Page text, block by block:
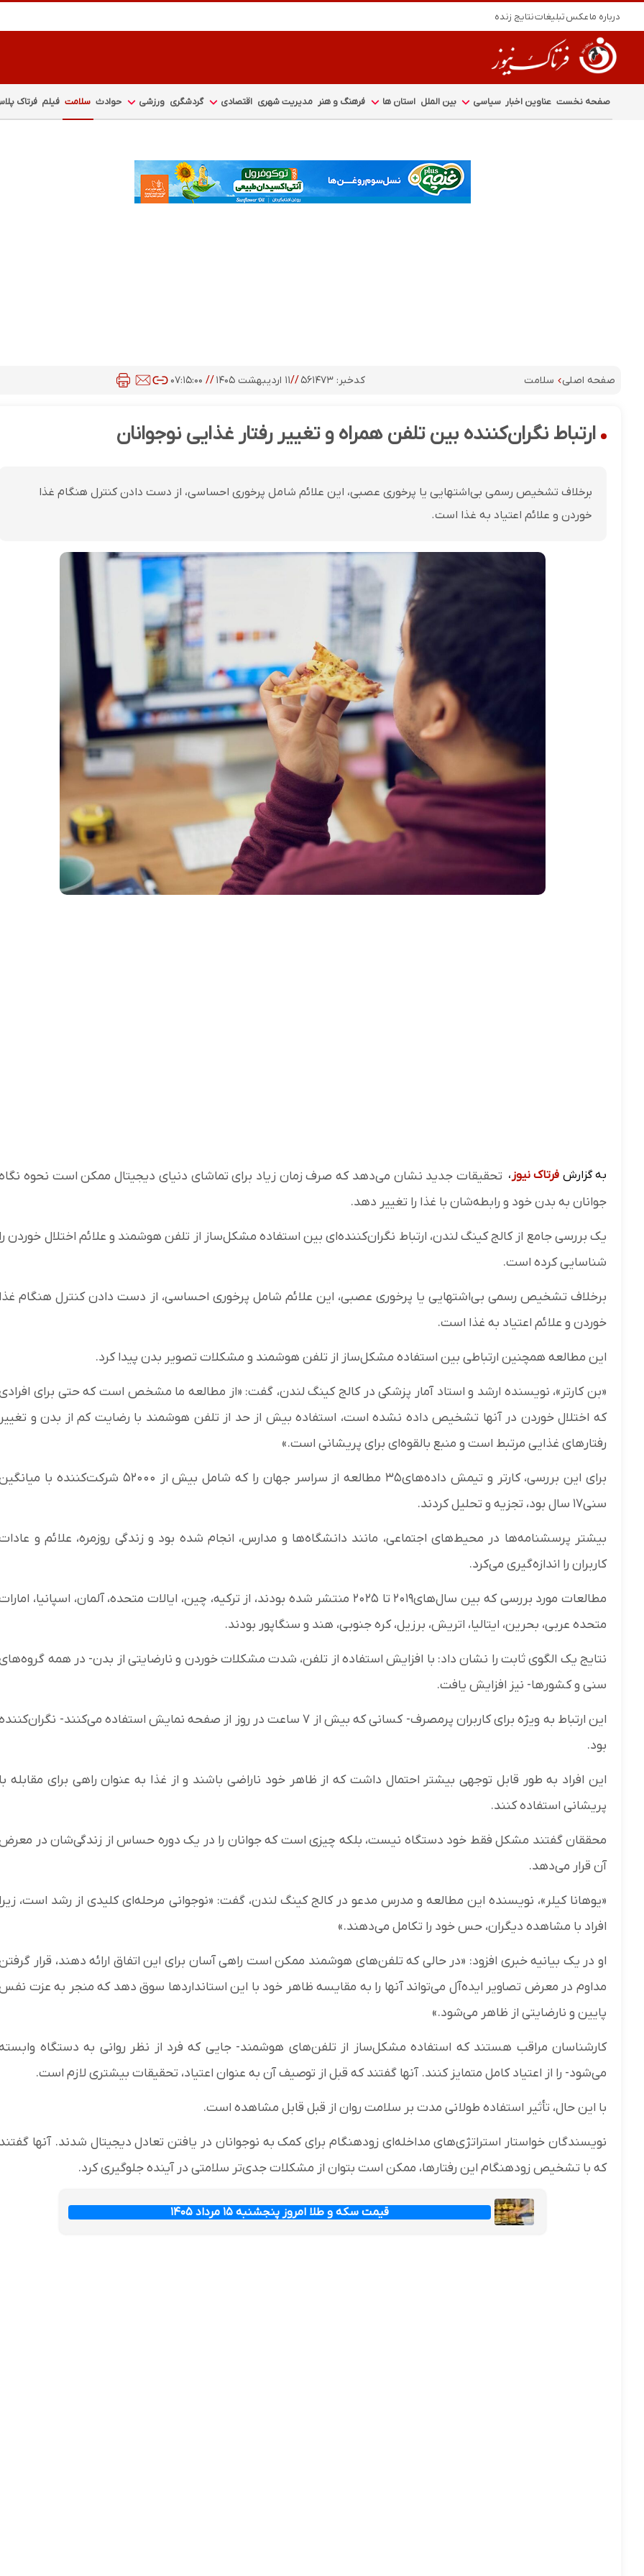
درباره ماعکستبلیغاتنتایج زنده
صفحه نخست عناوین اخبار سیاسی بین الملل استان ها فرهنگ و هنر مدیریت شهری اقتصادی گردشگری ورزشی حوادث سلامت فیلم فرتاک
صفحه اصلی سلامت کدخبر: ۵۶۱۴۷۳ //۱۱ اردیبهشت ۱۴۰۵ // ۰۷:۱۵:۰۰
ارتباط نگران‌کننده بین تلفن همراه و تغییر رفتار غذایی نوجوانان
برخلاف تشخیص رسمی بی‌اشتهایی یا پرخوری عصبی، این علائم شامل پرخوری احساسی، از دست دادن کنترل هنگام غذا
خوردن و علائم اعتیاد به غذا است.
به گزارش فرتاک نیوز ، تحقیقات جدید نشان می‌دهد که صرف زمان زیاد برای تماشای دنیای دیجیتال ممکن است نحوه
جوانان به بدن خود و رابطه‌شان با غذا را تغییر دهد.
یک بررسی جامع از کالج کینگ لندن، ارتباط نگران‌کننده‌ای بین استفاده مشکل‌ساز از تلفن هوشمند و علائم اختلال خوردن
شناسایی کرده است.
برخلاف تشخیص رسمی بی‌اشتهایی یا پرخوری عصبی، این علائم شامل پرخوری احساسی، از دست دادن کنترل هنگام
خوردن و علائم اعتیاد به غذا است.
این مطالعه همچنین ارتباطی بین استفاده مشکل‌ساز از تلفن هوشمند و مشکلات تصویر بدن پیدا کرد.
«بن کارتر»، نویسنده ارشد و استاد آمار پزشکی در کالج کینگ لندن، گفت: «از مطالعه ما مشخص است که حتی برای
که اختلال خوردن در آنها تشخیص داده نشده است، استفاده بیش از حد از تلفن هوشمند با رضایت کم از بدن و
رفتارهای غذایی مرتبط است و منبع بالقوه‌ای برای پریشانی است.»
برای این بررسی، کارتر و تیمش داده‌های۳۵ مطالعه از سراسر جهان را که شامل بیش از ۵۲۰۰۰ شرکت‌کننده با
سنی۱۷ سال بود، تجزیه و تحلیل کردند.
بیشتر پرسشنامه‌ها در محیط‌های اجتماعی، مانند دانشگاه‌ها و مدارس، انجام شده بود و زندگی روزمره، علائم و
کاربران را اندازه‌گیری می‌کرد.
مطالعات مورد بررسی که بین سال‌های۲۰۱۹ تا ۲۰۲۵ منتشر شده بودند، از ترکیه، چین، ایالات متحده، آلمان، اسپانیا،
متحده عربی، بحرین، ایتالیا، اتریش، برزیل، کره جنوبی، هند و سنگاپور بودند.
نتایج یک الگوی ثابت را نشان داد: با افزایش استفاده از تلفن، شدت مشکلات خوردن و نارضایتی از بدن- در همه
سنی و کشورها- نیز افزایش یافت.
این ارتباط به ویژه برای کاربران پرمصرف- کسانی که بیش از ۷ ساعت در روز از صفحه نمایش استفاده می‌کنند-
بود.
این افراد به طور قابل توجهی بیشتر احتمال داشت که از ظاهر خود ناراضی باشند و از غذا به عنوان راهی برای مقابله
پریشانی استفاده کنند.
محققان گفتند مشکل فقط خود دستگاه نیست، بلکه چیزی است که جوانان را در یک دوره حساس از زندگی‌شان در
آن قرار می‌دهد.
«یوهانا کیلر»، نویسنده این مطالعه و مدرس مدعو در کالج کینگ لندن، گفت: «نوجوانی مرحله‌ای کلیدی از رشد است،
افراد با مشاهده دیگران، حس خود را تکامل می‌دهند.»
او در یک بیانیه خبری افزود: «در حالی که تلفن‌های هوشمند ممکن است راهی آسان برای این اتفاق ارائه دهند، قرار
مداوم در معرض تصاویر ایده‌آل می‌تواند آنها را به مقایسه ظاهر خود با این استانداردها سوق دهد که منجر به عزت
پایین و نارضایتی از ظاهر می‌شود.»
کارشناسان مراقب هستند که استفاده مشکل‌ساز از تلفن‌های هوشمند- جایی که فرد از نظر روانی به دستگاه
می‌شود- را از اعتیاد کامل متمایز کنند. آنها گفتند که قبل از توصیف آن به عنوان اعتیاد، تحقیقات بیشتری لازم است.
با این حال، تأثیر استفاده طولانی مدت بر سلامت روان از قبل قابل مشاهده است.
نویسندگان خواستار استراتژی‌های مداخله‌ای زودهنگام برای کمک به نوجوانان در یافتن تعادل دیجیتال شدند. آنها
که با تشخیص زودهنگام این رفتارها، ممکن است بتوان از مشکلات جدی‌تر سلامتی در آینده جلوگیری کرد.
قیمت سکه و طلا امروز پنجشنبه ۱۵ مرداد ۱۴۰۵